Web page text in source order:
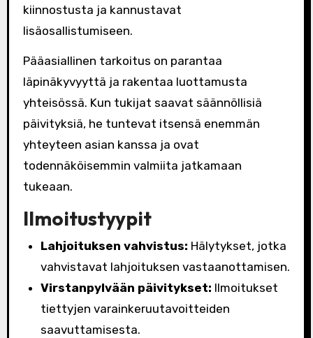
kiinnostusta ja kannustavat
lisäosallistumiseen.
Pääasiallinen tarkoitus on parantaa
läpinäkyvyyttä ja rakentaa luottamusta
yhteisössä. Kun tukijat saavat säännöllisiä
päivityksiä, he tuntevat itsensä enemmän
yhteyteen asian kanssa ja ovat
todennäköisemmin valmiita jatkamaan
tukeaan.
Ilmoitustyypit
Lahjoituksen vahvistus: Hälytykset, jotka
vahvistavat lahjoituksen vastaanottamisen.
Virstanpylvään päivitykset: Ilmoitukset
tiettyjen varainkeruutavoitteiden
saavuttamisesta.